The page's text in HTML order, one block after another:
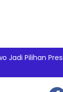
Jadi Pilihan